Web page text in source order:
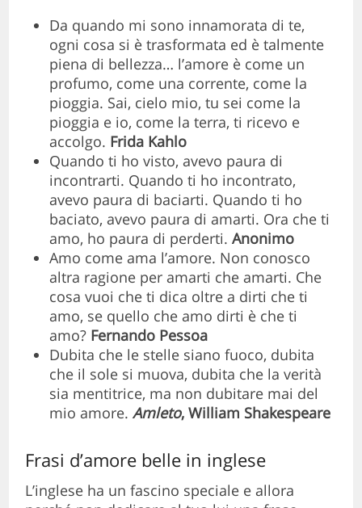
Da quando mi sono innamorata di te,
ogni cosa si è trasformata ed è talmente
piena di bellezza… l’amore è come un
profumo, come una corrente, come la
pioggia. Sai, cielo mio, tu sei come la
pioggia e io, come la terra, ti ricevo e
accolgo. Frida Kahlo
Quando ti ho visto, avevo paura di
incontrarti. Quando ti ho incontrato,
avevo paura di baciarti. Quando ti ho
baciato, avevo paura di amarti. Ora che ti
amo, ho paura di perderti.Anonimo
Amo come ama l’amore. Non conosco
altra ragione per amarti che amarti. Che
cosa vuoi che ti dica oltre a dirti che ti
amo, se quello che amo dirti è che ti
amo? Fernando Pessoa
Dubita che le stelle siano fuoco, dubita
che il sole si muova, dubita che la verità
sia mentitrice, ma non dubitare mai del
mio amore.Amleto, William Shakespeare
Frasi d’amore belle in inglese
L’inglese ha un fascino speciale e allora